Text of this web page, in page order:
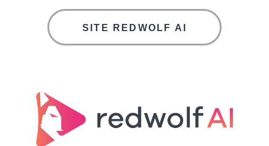
SITE REDWOLF AI